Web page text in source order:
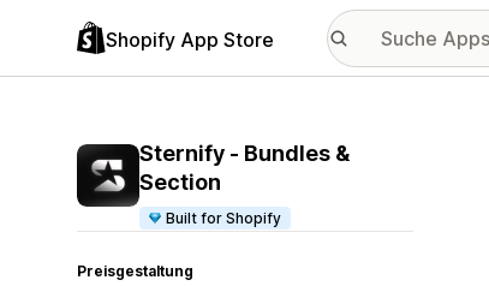
Shopify App Store
Sternify ‑ Bundles &
Section
Built for Shopify
Preisgestaltung